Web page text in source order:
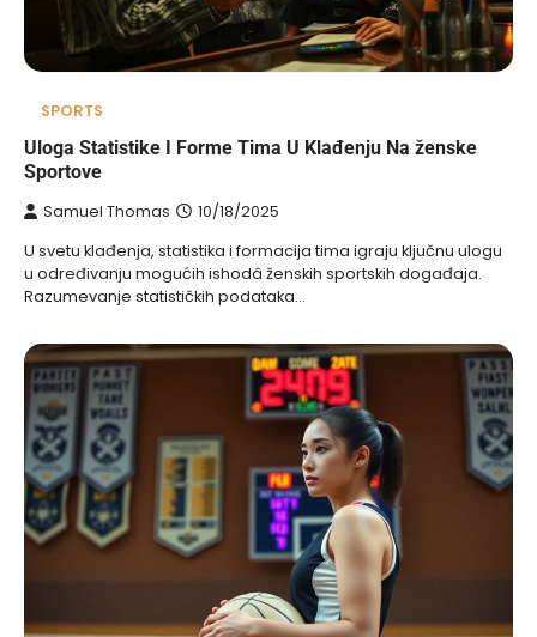
SPORTS
Uloga Statistike I Forme Tima U Klađenju Na ženske
Sportove
Samuel Thomas 10/18/2025
U svetu klađenja, statistika i formacija tima igraju ključnu ulogu
u određivanju mogućih ishodâ ženskih sportskih događaja.
Razumevanje statističkih podataka…